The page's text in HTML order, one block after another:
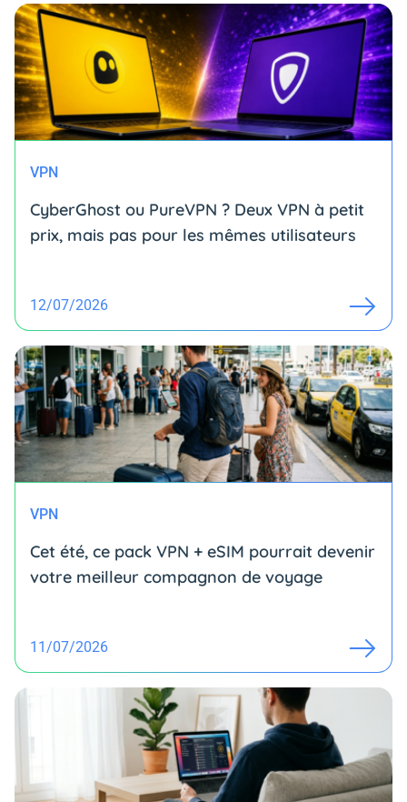
VPN
CyberGhost ou PureVPN ? Deux VPN à petit
prix, mais pas pour les mêmes utilisateurs
12/07/2026
VPN
Cet été, ce pack VPN + eSIM pourrait devenir
votre meilleur compagnon de voyage
11/07/2026